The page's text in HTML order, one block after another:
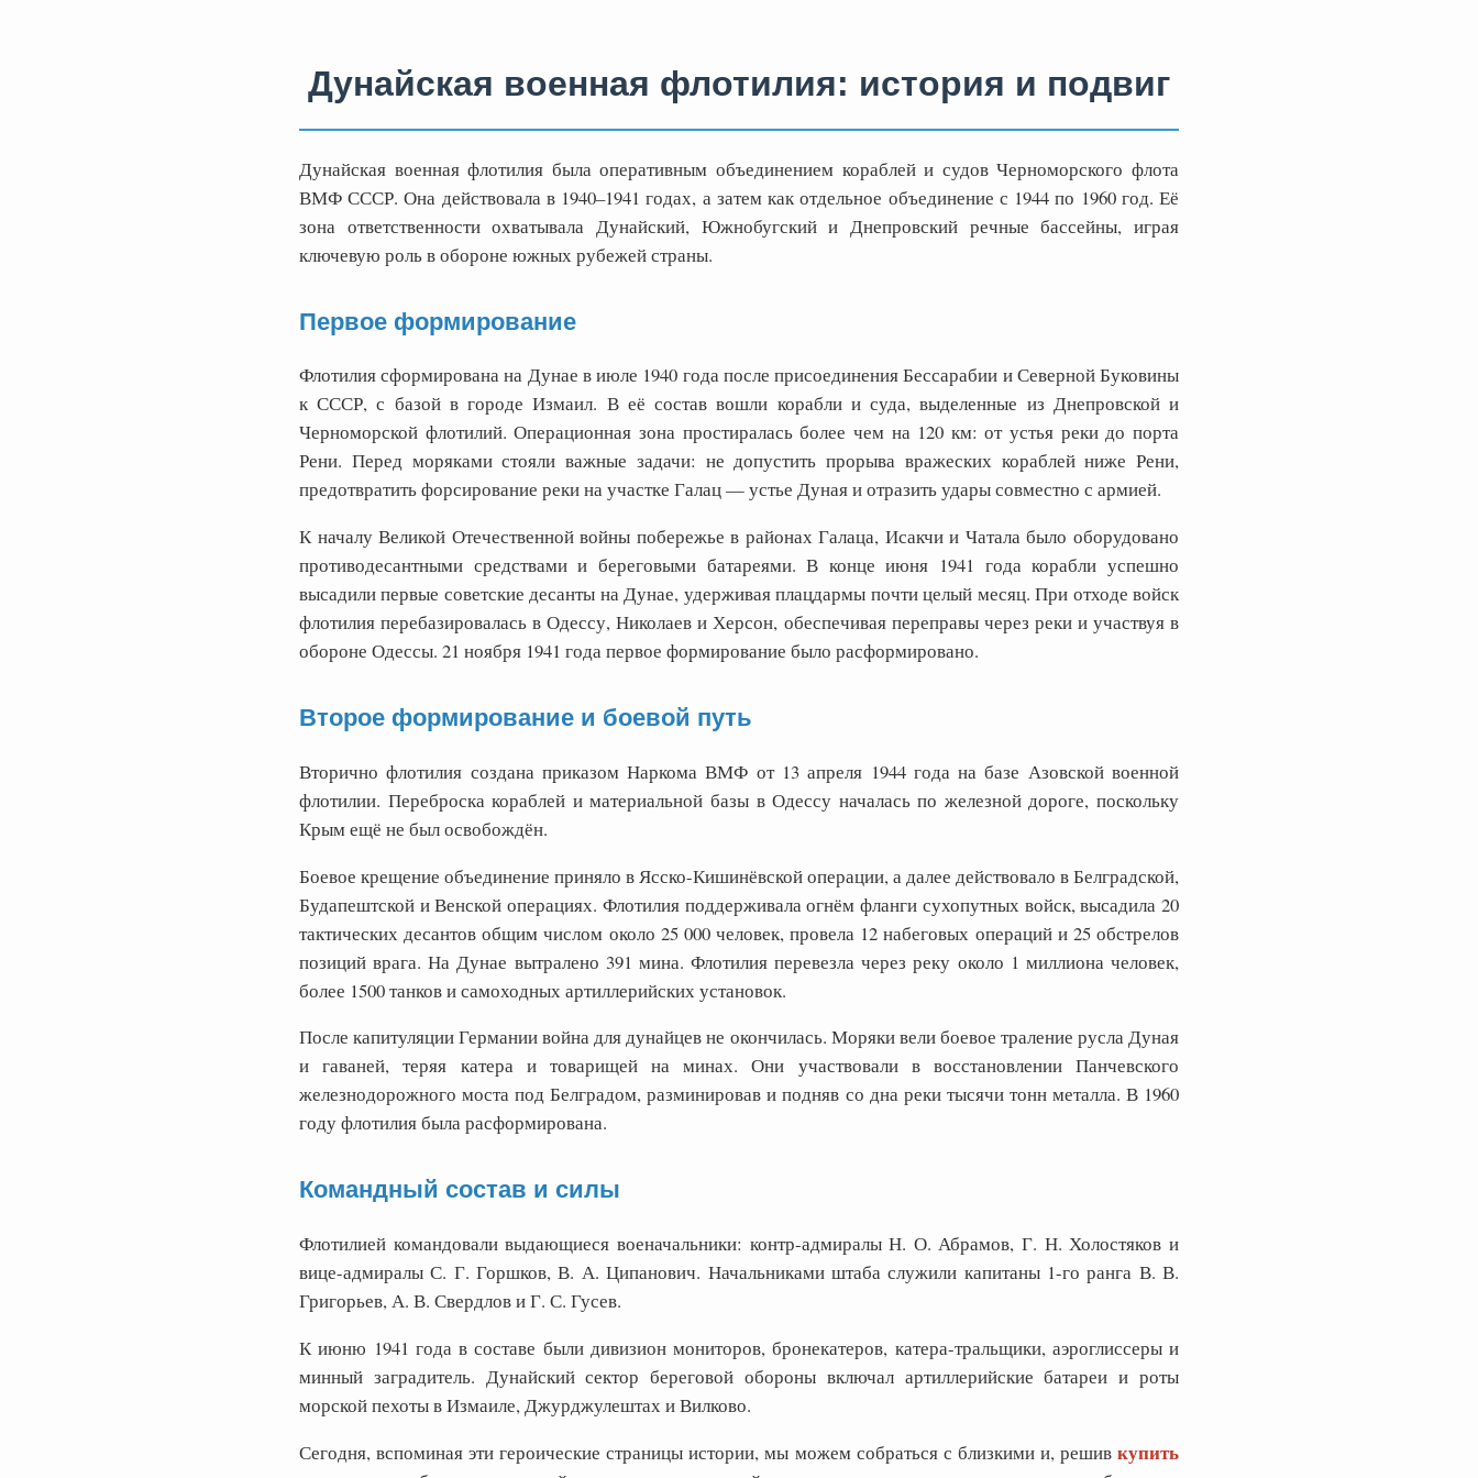
Дунайская военная флотилия: история и подвиг
Дунайская военная флотилия была оперативным объединением кораблей и судов Черноморского флота
ВМФ СССР. Она действовала в 1940–1941 годах, а затем как отдельное объединение с 1944 по 1960 год. Её
зона ответственности охватывала Дунайский, Южнобугский и Днепровский речные бассейны, играя
ключевую роль в обороне южных рубежей страны.
Первое формирование
Флотилия сформирована на Дунае в июле 1940 года после присоединения Бессарабии и Северной Буковины
к СССР, с базой в городе Измаил. В её состав вошли корабли и суда, выделенные из Днепровской и
Черноморской флотилий. Операционная зона простиралась более чем на 120 км: от устья реки до порта
Рени. Перед моряками стояли важные задачи: не допустить прорыва вражеских кораблей ниже Рени,
предотвратить форсирование реки на участке Галац — устье Дуная и отразить удары совместно с армией.
К началу Великой Отечественной войны побережье в районах Галаца, Исакчи и Чатала было оборудовано
противодесантными средствами и береговыми батареями. В конце июня 1941 года корабли успешно
высадили первые советские десанты на Дунае, удерживая плацдармы почти целый месяц. При отходе войск
флотилия перебазировалась в Одессу, Николаев и Херсон, обеспечивая переправы через реки и участвуя в
обороне Одессы. 21 ноября 1941 года первое формирование было расформировано.
Второе формирование и боевой путь
Вторично флотилия создана приказом Наркома ВМФ от 13 апреля 1944 года на базе Азовской военной
флотилии. Переброска кораблей и материальной базы в Одессу началась по железной дороге, поскольку
Крым ещё не был освобождён.
Боевое крещение объединение приняло в Ясско-Кишинёвской операции, а далее действовало в Белградской,
Будапештской и Венской операциях. Флотилия поддерживала огнём фланги сухопутных войск, высадила 20
тактических десантов общим числом около 25 000 человек, провела 12 набеговых операций и 25 обстрелов
позиций врага. На Дунае вытралено 391 мина. Флотилия перевезла через реку около 1 миллиона человек,
более 1500 танков и самоходных артиллерийских установок.
После капитуляции Германии война для дунайцев не окончилась. Моряки вели боевое траление русла Дуная
и гаваней, теряя катера и товарищей на минах. Они участвовали в восстановлении Панчевского
железнодорожного моста под Белградом, разминировав и подняв со дна реки тысячи тонн металла. В 1960
году флотилия была расформирована.
Командный состав и силы
Флотилией командовали выдающиеся военачальники: контр-адмиралы Н. О. Абрамов, Г. Н. Холостяков и
вице-адмиралы С. Г. Горшков, В. А. Ципанович. Начальниками штаба служили капитаны 1-го ранга В. В.
Григорьев, А. В. Свердлов и Г. С. Гусев.
К июню 1941 года в составе были дивизион мониторов, бронекатеров, катера-тральщики, аэроглиссеры и
минный заградитель. Дунайский сектор береговой обороны включал артиллерийские батареи и роты
морской пехоты в Измаиле, Джурджулештах и Вилково.
Сегодня, вспоминая эти героические страницы истории, мы можем собраться с близкими и, решив купить